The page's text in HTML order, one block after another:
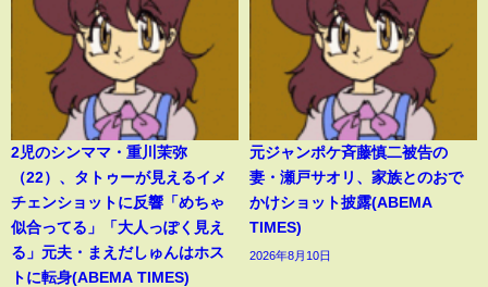
2児のシンママ・重川茉弥
（22）、タトゥーが見えるイメ
チェンショットに反響「めちゃ
似合ってる」「大人っぽく見え
る」元夫・まえだしゅんはホス
トに転身(ABEMA TIMES)
元ジャンポケ斉藤慎二被告の
妻・瀬戸サオリ、家族とのおで
かけショット披露(ABEMA
TIMES)
2026年8月10日